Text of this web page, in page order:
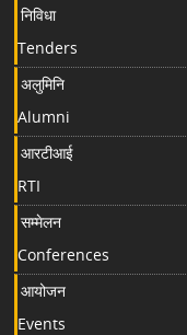
निविधा
Tenders
अलुमिनि
Alumni
आरटीआई
RTI
सम्मेलन
Conferences
आयोजन
Events